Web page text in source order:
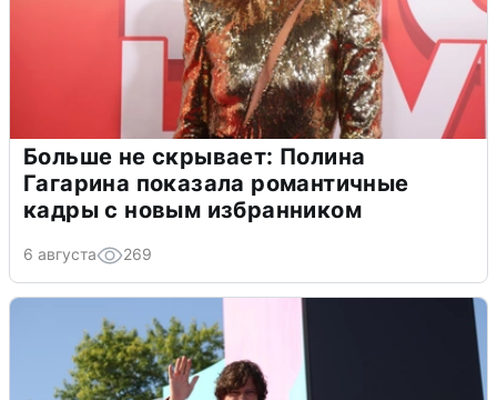
Больше не скрывает: Полина
Гагарина показала романтичные
кадры с новым избранником
6 августа 269